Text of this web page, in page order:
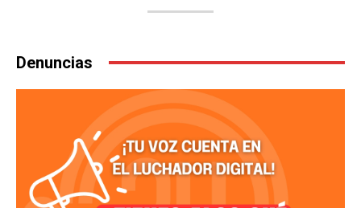
Denuncias